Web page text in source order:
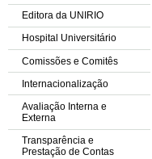
Editora da UNIRIO
Hospital Universitário
Comissões e Comitês
Internacionalização
Avaliação Interna e
Externa
Transparência e
Prestação de Contas